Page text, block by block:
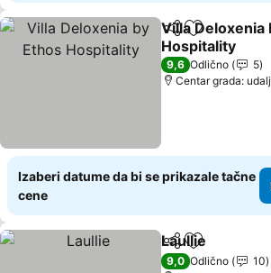
Deli Dodati u
Villa Deloxenia
Hospitality
9,6 Odlično
5
Centar grada:
Izaberi datume da bi se prikazale tačne
cene
Deli Dodati u
Laullie
9,0 Odlično
10